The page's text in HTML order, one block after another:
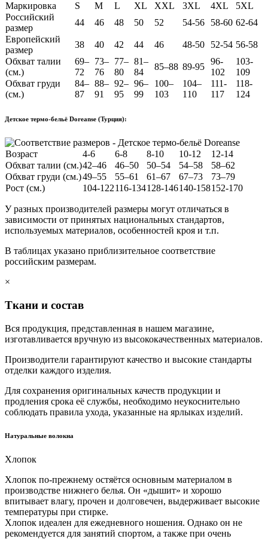
Маркировка S M L XL XXL 3XL 4XL
5XL
Российский
размер
44 46 48 50 52 54-56 58-60 62-64
Европейский
размер
38 40 42 44 46 48-50 52-54 56-58
Обхват талии
(см.)
69–
72
73–
76
77–
80
81–
84
85–88 89-95
96-
102
103-
109
Обхват груди
(см.)
84–
87
88–
91
92–
95
96–
99
100–
103
104–
110
111-
117
118-
124
Детское термо-бельё Doreanse (Турция):
Возраст 4-6 6-8 8-10 10-12
12-14
Обхват талии (см.)42–46 46–50 50–54 54–58
58–62
Обхват груди (см.)49–55 55–61 61–67 67–73
73–79
Рост (см.)
104-122116-134128-146140-158152-170
У разных производителей размеры могут отличаться в
зависимости от принятых национальных стандартов,
используемых материалов, особенностей кроя и т.п.
В таблицах указано приблизительное соответствие
российским размерам.
×
Ткани и состав
Вся продукция, представленная в нашем магазине,
изготавливается вручную из высококачественных материалов.
Производители гарантируют качество и высокие стандарты
отделки каждого изделия.
Для сохранения оригинальных качеств продукции и
продления срока её службы, необходимо неукоснительно
соблюдать правила ухода, указанные на ярлыках изделий.
Натуральные волокна
Хлопок
Хлопок по-прежнему остяётся основным материалом в
производстве нижнего белья. Он «дышит» и хорошо
впитывает влагу, прочен и долговечен, выдерживает высокие
температуры при стирке.
Хлопок идеален для ежедневного ношения. Однако он не
рекомендуется для занятий спортом, а также при очень